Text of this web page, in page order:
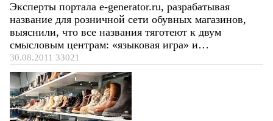
Эксперты портала e-generator.ru, разрабатывая
название для розничной сети обувных магазинов,
выяснили, что все названия тяготеют к двум
смысловым центрам: «языковая игра» и…
30.08.2011 33021